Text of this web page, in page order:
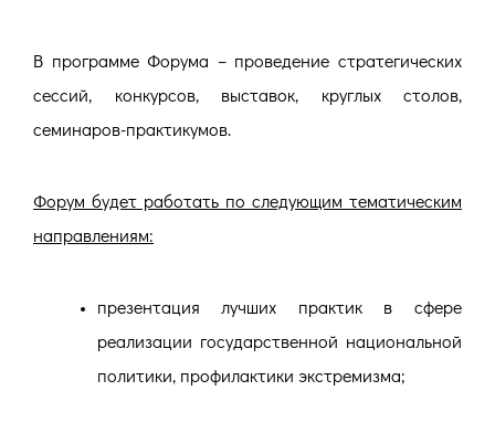
В программе Форума – проведение стратегических
сессий, конкурсов, выставок, круглых столов,
семинаров-практикумов.
Форум будет работать по следующим тематическим
направлениям:
презентация лучших практик в сфере
реализации государственной национальной
политики, профилактики экстремизма;